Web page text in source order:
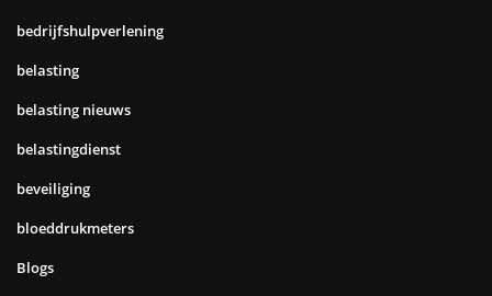
bedrijfshulpverlening
belasting
belasting nieuws
belastingdienst
beveiliging
bloeddrukmeters
Blogs